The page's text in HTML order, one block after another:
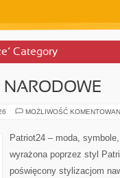
Category
NARODOWE
MOŻLIWOŚĆ
Patriot24 – moda,
wyrażona poprzez styl
poświęcony stylizacjom